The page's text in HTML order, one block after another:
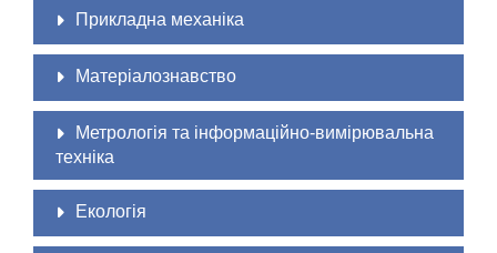
Прикладна механіка
Матеріалознавство
Метрологія та інформаційно-вимірювальна
техніка
Екологія